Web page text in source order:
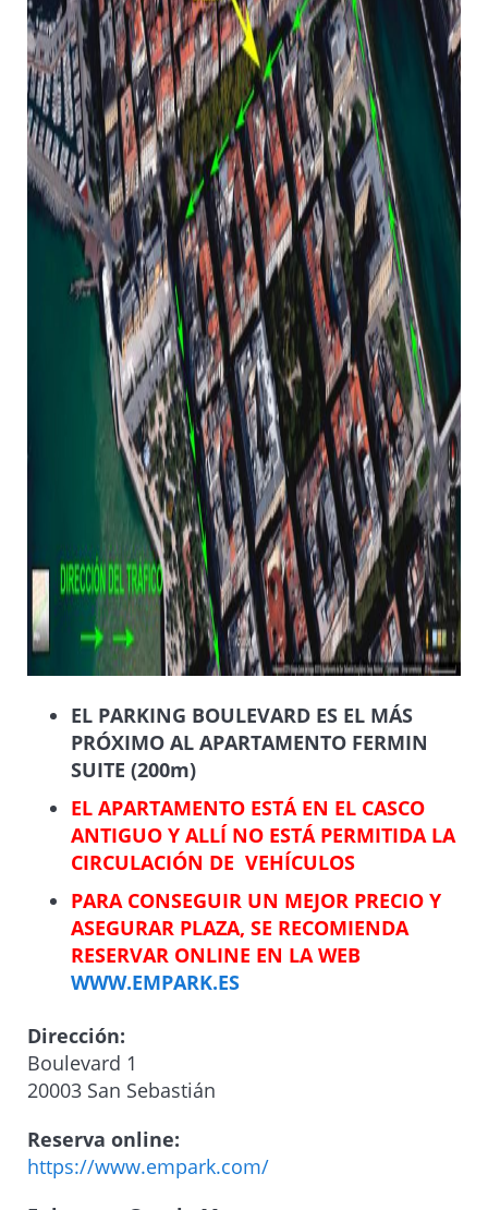
EL PARKING BOULEVARD ES EL MÁS
PRÓXIMO AL APARTAMENTO FERMIN
SUITE (200m)
EL APARTAMENTO ESTÁ EN EL CASCO
ANTIGUO Y ALLÍ NO ESTÁ PERMITIDA LA
CIRCULACIÓN DE VEHÍCULOS
PARA CONSEGUIR UN MEJOR PRECIO Y
ASEGURAR PLAZA, SE RECOMIENDA
RESERVAR ONLINE EN LA WEB
WWW.EMPARK.ES
Dirección:
Boulevard 1
20003 San Sebastián
Reserva online:
https://www.empark.com/